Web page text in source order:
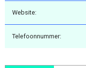
Website:
Telefoonnummer: